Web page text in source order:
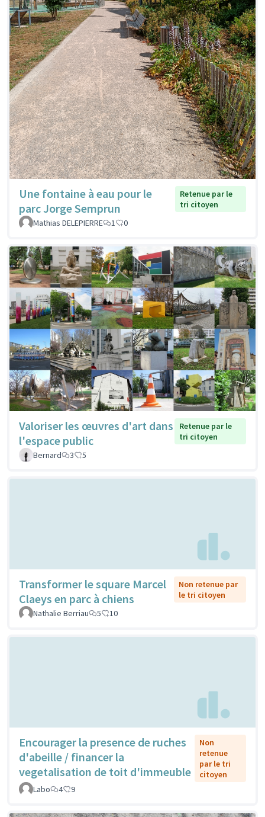
Une fontaine à eau pour le
parc Jorge Semprun
Retenue par le
tri citoyen
Mathias DELEPIERRE
1 0
Valoriser les œuvres d'art dans
l'espace public
Retenue par le
tri citoyen
Bernard
3 5
Transformer le square Marcel
Claeys en parc à chiens
Non retenue par
le tri citoyen
Nathalie Berriau
5 10
Encourager la presence de ruches
d'abeille / financer la
vegetalisation de toit d'immeuble
Non
retenue
par le tri
citoyen
Labo
4 9